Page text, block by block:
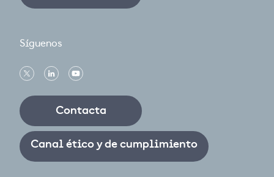
Síguenos
Contacta
Canal ético y de cumplimiento